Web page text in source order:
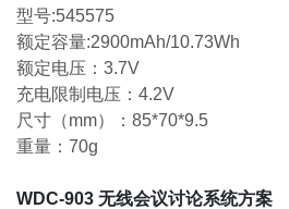
型号:545575
额定容量:2900mAh/10.73Wh
额定电压：3.7V
充电限制电压：4.2V
尺寸（mm）：85*70*9.5
重量：70g
WDC-903 无线会议讨论系统方案